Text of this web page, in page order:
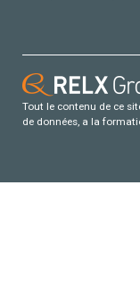
Tout le contenu de ce
de données, a la